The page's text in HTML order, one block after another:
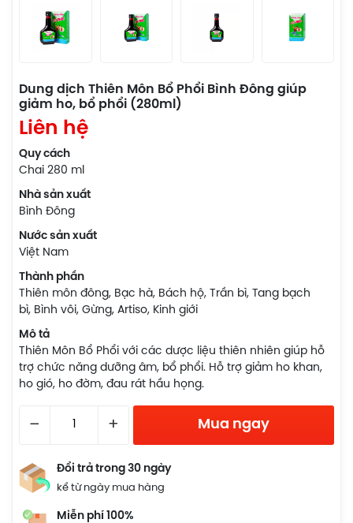
Dung dịch Thiên Môn Bổ Phổi Bình Đông giúp
giảm ho, bổ phổi (280ml)
Liên hệ
Quy cách
Chai 280 ml
Nhà sản xuất
Bình Đông
Nước sản xuất
Việt Nam
Thành phần
Thiên môn đông, Bạc hà, Bách hộ, Trần bì, Tang bạch
bì, Bình vôi, Gừng, Artiso, Kinh giới
Mô tả
Thiên Môn Bổ Phổi với các dược liệu thiên nhiên giúp hỗ
trợ chức năng dưỡng âm, bổ phổi. Hỗ trợ giảm ho khan,
ho gió, ho đờm, đau rát hầu họng.
– + Mua ngay
Đổi trả trong 30 ngày
kể từ ngày mua hàng
Miễn phí 100%